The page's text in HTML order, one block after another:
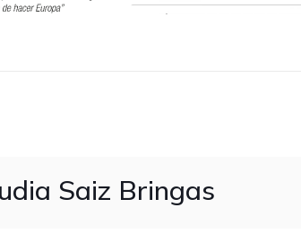
Saiz Bringas